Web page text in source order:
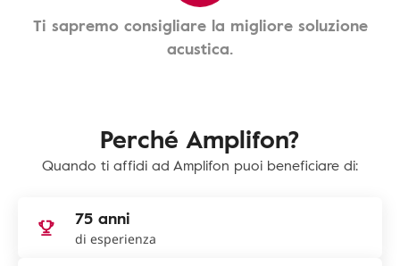
Ti sapremo consigliare la migliore soluzione
acustica.
Perché Amplifon?
Quando ti affidi ad Amplifon puoi beneficiare di:
75 anni
di esperienza